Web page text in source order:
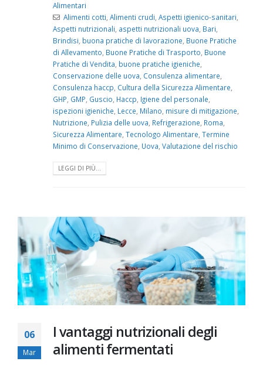
Alimentari
Alimenti cotti, Alimenti crudi, Aspetti igienico-sanitari,
Aspetti nutrizionali, aspetti nutrizionali uova, Bari,
Brindisi, buona pratiche di lavorazione, Buone Pratiche
di Allevamento, Buone Pratiche di Trasporto, Buone
Pratiche di Vendita, buone pratiche igieniche,
Conservazione delle uova, Consulenza alimentare,
Consulenza haccp, Cultura della Sicurezza Alimentare,
GHP, GMP, Guscio, Haccp, Igiene del personale,
ispezioni igieniche, Lecce, Milano, misure di mitigazione,
Nutrizione, Pulizia delle uova, Refrigerazione, Roma,
Sicurezza Alimentare, Tecnologo Alimentare, Termine
Minimo di Conservazione, Uova, Valutazione del rischio
LEGGI DI PIÙ...
06
Mar
I vantaggi nutrizionali degli
alimenti fermentati